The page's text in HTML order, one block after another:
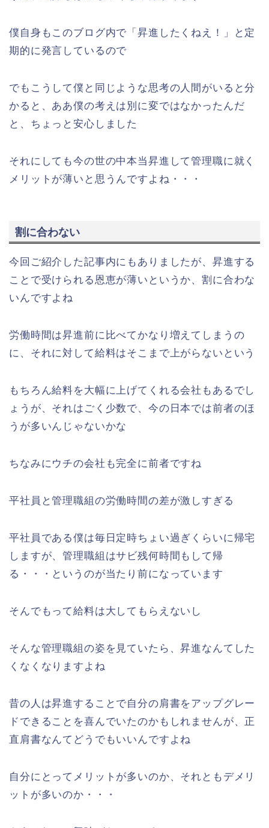
僕自身もこのブログ内で「昇進したくねえ！」と定
期的に発言しているので
でもこうして僕と同じような思考の人間がいると分
かると、ああ僕の考えは別に変ではなかったんだ
と、ちょっと安心しました
それにしても今の世の中本当昇進して管理職に就く
メリットが薄いと思うんですよね・・・
割に合わない
今回ご紹介した記事内にもありましたが、昇進する
ことで受けられる恩恵が薄いというか、割に合わな
いんですよね
労働時間は昇進前に比べてかなり増えてしまうの
に、それに対して給料はそこまで上がらないという
もちろん給料を大幅に上げてくれる会社もあるでし
ょうが、それはごく少数で、今の日本では前者のほ
うが多いんじゃないかな
ちなみにウチの会社も完全に前者ですね
平社員と管理職組の労働時間の差が激しすぎる
平社員である僕は毎日定時ちょい過ぎくらいに帰宅
しますが、管理職組はサビ残何時間もして帰
る・・・というのが当たり前になっています
そんでもって給料は大してもらえないし
そんな管理職組の姿を見ていたら、昇進なんてした
くなくなりますよね
昔の人は昇進することで自分の肩書をアップグレー
ドできることを喜んでいたのかもしれませんが、正
直肩書なんてどうでもいいんですよね
自分にとってメリットが多いのか、それともデメリ
ットが多いのか・・・